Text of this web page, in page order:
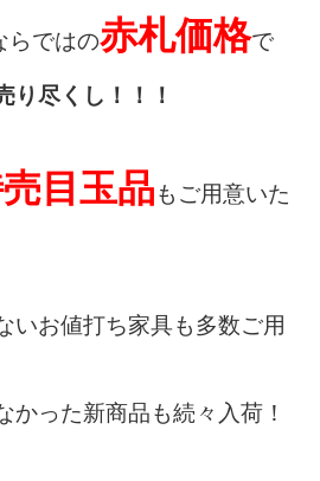
らではの赤札価格で
り尽くし！！！
目玉品もご用意いた
いお値打ち家具も多数ご用
かった新商品も続々入荷！